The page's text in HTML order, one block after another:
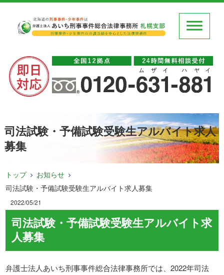
司法試験・予備試験受験生アルバイト求人
募集
トップ
お知らせ
司法試験・予備試験受験生アルバイト求人募集
2022/05/21
司法試験・予備試験受験生アルバイト求
人募集
弁護士法人あいち刑事事件総合法律事務所では、2022年司法